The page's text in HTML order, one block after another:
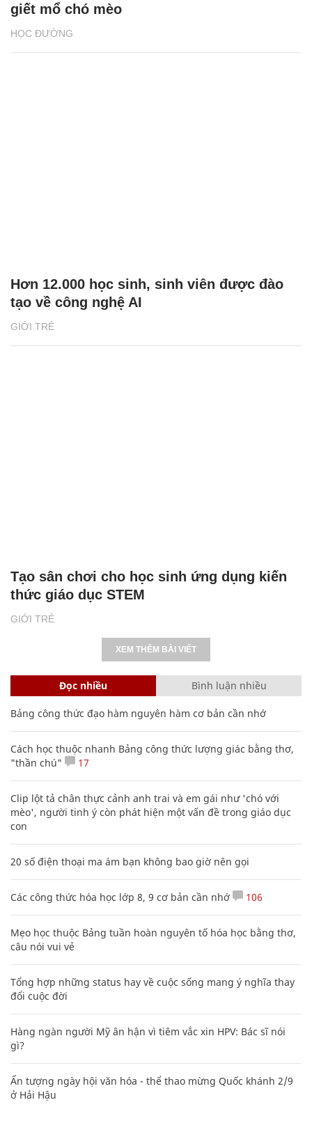
HỌC ĐƯỜNG
giết mổ chó mèo
GIỚI TRẺ
Hơn 12.000 học sinh, sinh viên được đào
tạo về công nghệ AI
GIỚI TRẺ
Tạo sân chơi cho học sinh ứng dụng kiến
thức giáo dục STEM
XEM THÊM BÀI VIẾT
Đọc nhiều Bình luận nhiều
Bảng công thức đạo hàm nguyên hàm cơ bản cần nhớ
Cách học thuộc nhanh Bảng công thức lượng giác bằng thơ,
"thần chú"
17
Clip lột tả chân thực cảnh anh trai và em gái như 'chó với
mèo', người tinh ý còn phát hiện một vấn đề trong giáo dục
con
20 số điện thoại ma ám bạn không bao giờ nên gọi
Các công thức hóa học lớp 8, 9 cơ bản cần nhớ 106
Mẹo học thuộc Bảng tuần hoàn nguyên tố hóa học bằng thơ,
câu nói vui vẻ
Tổng hợp những status hay về cuộc sống mang ý nghĩa thay
đổi cuộc đời
Hàng ngàn người Mỹ ân hận vì tiêm vắc xin HPV: Bác sĩ nói
gì?
Ấn tượng ngày hội văn hóa - thể thao mừng Quốc khánh 2/9
ở Hải Hậu